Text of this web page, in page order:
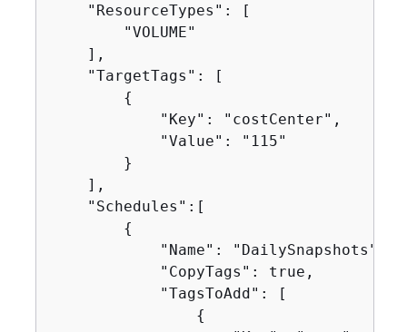
    "ResourceTypes": [
        "VOLUME"
    ],
    "TargetTags": [
{
            "Key": "costCenter",
            "Value": "115"
        }
    ],
    "Schedules":[
{
            "Name": "DailySnapshots",
            "CopyTags": true,
            "TagsToAdd": [
{